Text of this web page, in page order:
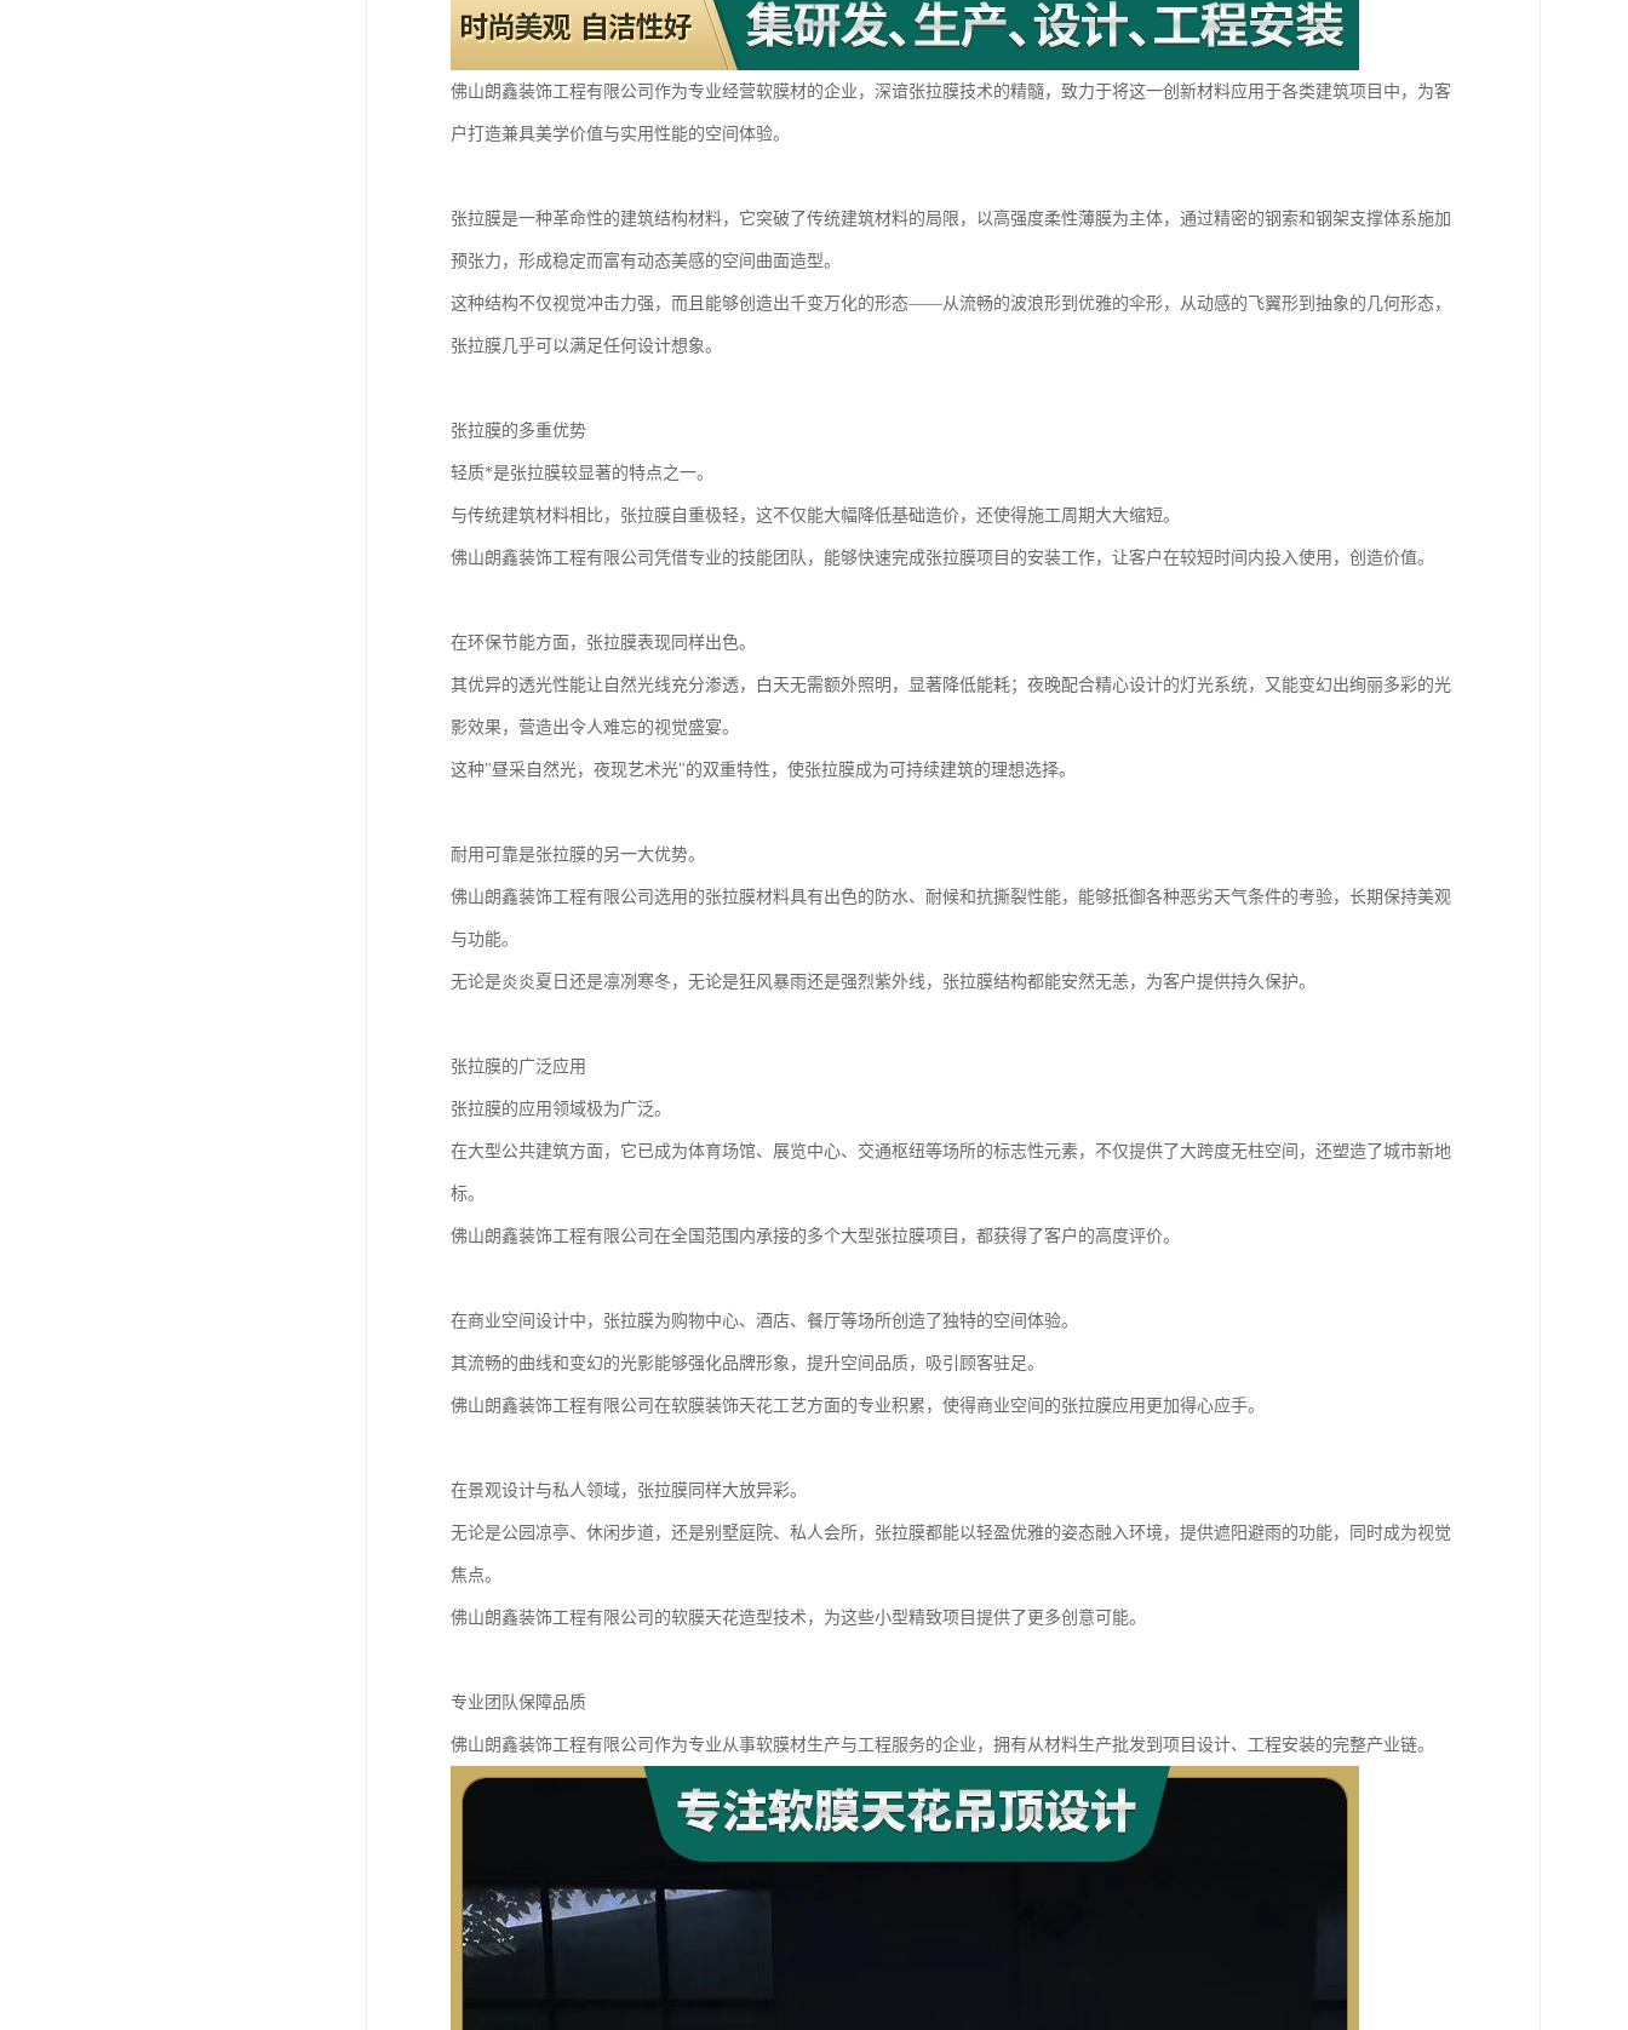
佛山朗鑫装饰工程有限公司作为专业经营软膜材的企业，深谙张拉膜技术的精髓，致力于将这一创新材料应用于各类建筑项目中，为客
户打造兼具美学价值与实用性能的空间体验。
张拉膜是一种革命性的建筑结构材料，它突破了传统建筑材料的局限，以高强度柔性薄膜为主体，通过精密的钢索和钢架支撑体系施加
预张力，形成稳定而富有动态美感的空间曲面造型。
这种结构不仅视觉冲击力强，而且能够创造出千变万化的形态——从流畅的波浪形到优雅的伞形，从动感的飞翼形到抽象的几何形态，
张拉膜几乎可以满足任何设计想象。
张拉膜的多重优势
轻质*是张拉膜较显著的特点之一。
与传统建筑材料相比，张拉膜自重极轻，这不仅能大幅降低基础造价，还使得施工周期大大缩短。
佛山朗鑫装饰工程有限公司凭借专业的技能团队，能够快速完成张拉膜项目的安装工作，让客户在较短时间内投入使用，创造价值。
在环保节能方面，张拉膜表现同样出色。
其优异的透光性能让自然光线充分渗透，白天无需额外照明，显著降低能耗；夜晚配合精心设计的灯光系统，又能变幻出绚丽多彩的光
影效果，营造出令人难忘的视觉盛宴。
这种"昼采自然光，夜现艺术光"的双重特性，使张拉膜成为可持续建筑的理想选择。
耐用可靠是张拉膜的另一大优势。
佛山朗鑫装饰工程有限公司选用的张拉膜材料具有出色的防水、耐候和抗撕裂性能，能够抵御各种恶劣天气条件的考验，长期保持美观
与功能。
无论是炎炎夏日还是凛冽寒冬，无论是狂风暴雨还是强烈紫外线，张拉膜结构都能安然无恙，为客户提供持久保护。
张拉膜的广泛应用
张拉膜的应用领域极为广泛。
在大型公共建筑方面，它已成为体育场馆、展览中心、交通枢纽等场所的标志性元素，不仅提供了大跨度无柱空间，还塑造了城市新地
标。
佛山朗鑫装饰工程有限公司在全国范围内承接的多个大型张拉膜项目，都获得了客户的高度评价。
在商业空间设计中，张拉膜为购物中心、酒店、餐厅等场所创造了独特的空间体验。
其流畅的曲线和变幻的光影能够强化品牌形象，提升空间品质，吸引顾客驻足。
佛山朗鑫装饰工程有限公司在软膜装饰天花工艺方面的专业积累，使得商业空间的张拉膜应用更加得心应手。
在景观设计与私人领域，张拉膜同样大放异彩。
无论是公园凉亭、休闲步道，还是别墅庭院、私人会所，张拉膜都能以轻盈优雅的姿态融入环境，提供遮阳避雨的功能，同时成为视觉
焦点。
佛山朗鑫装饰工程有限公司的软膜天花造型技术，为这些小型精致项目提供了更多创意可能。
专业团队保障品质
佛山朗鑫装饰工程有限公司作为专业从事软膜材生产与工程服务的企业，拥有从材料生产批发到项目设计、工程安装的完整产业链。